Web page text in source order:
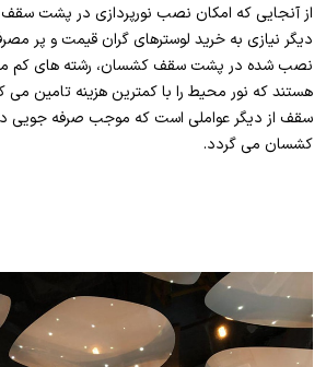
از آنجایی که امکان نصب نورپردازی در پشت
دیگر نیازی به خرید لوسترهای گران قیمت و پر
هستند که نور محیط را با کمترین هزینه تامین می
سقف از دیگر عواملی است که موجب صرفه جویی
کشسان می گردد.